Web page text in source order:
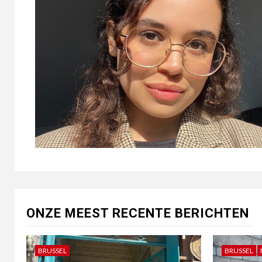
ONZE MEEST RECENTE BERICHTEN
BRUSSEL BRUSSEL